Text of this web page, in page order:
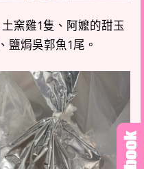
窯雞1隻、阿嬤的甜玉
鹽焗吳郭魚1尾。